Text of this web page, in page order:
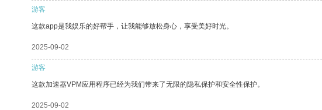
游客
这款app是我娱乐的好帮手，让我能够放松身心，享受美好时光。
2025-09-02
游客
这款加速器VPM应用程序已经为我们带来了无限的隐私保护和安全性保护。
2025-09-02